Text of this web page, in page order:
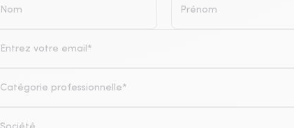
Catégorie professionnelle*